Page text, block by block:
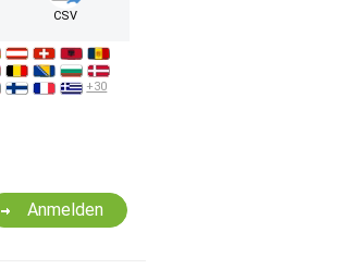
CSV
+30
Anmelden